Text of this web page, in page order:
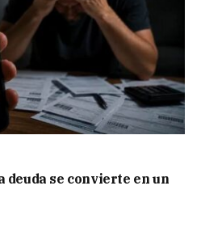
deuda se convierte en un